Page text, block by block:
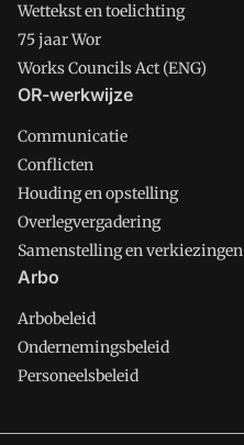
Wettekst en toelichting
75 jaar Wor
Works Councils Act (ENG)
OR-werkwijze
Communicatie
Conflicten
Houding en opstelling
Overlegvergadering
Samenstelling en verkiezingen
Arbo
Arbobeleid
Ondernemingsbeleid
Personeelsbeleid